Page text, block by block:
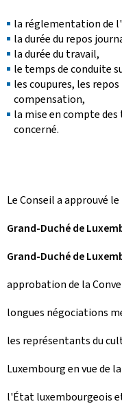
la réglementation de
la durée du repos
la durée du travail,
le temps de conduite
les coupures, les
compensation,
la mise en compte
concerné.
Le Conseil a approuvé le
Grand-Duché de
Grand-Duché de
approbation de la
longues négociations
les représentants du
Luxembourg en vue de
l'État luxembourgeois